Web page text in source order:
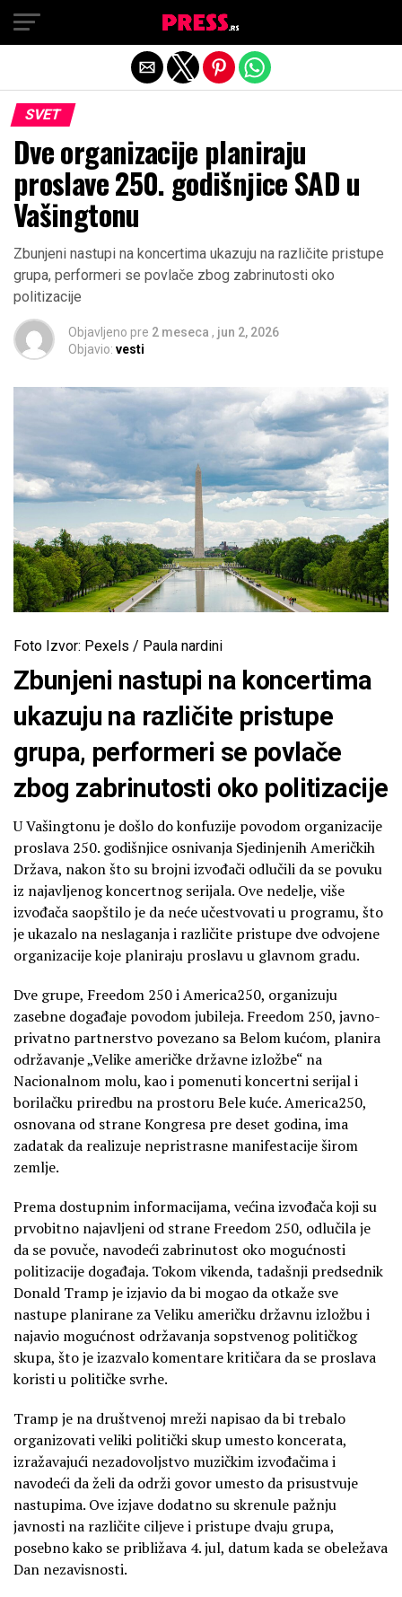
SVET
Dve organizacije planiraju
proslave 250. godišnjice SAD u
Vašingtonu
Zbunjeni nastupi na koncertima ukazuju na različite pristupe
grupa, performeri se povlače zbog zabrinutosti oko
politizacije
Objavljeno pre 2 meseca , jun 2, 2026
Objavio: vesti
Foto Izvor: Pexels / Paula nardini
Zbunjeni nastupi na koncertima
ukazuju na različite pristupe
grupa, performeri se povlače
zbog zabrinutosti oko politizacije
U Vašingtonu je došlo do konfuzije povodom organizacije
proslava 250. godišnjice osnivanja Sjedinjenih Američkih
Država, nakon što su brojni izvođači odlučili da se povuku
iz najavljenog koncertnog serijala. Ove nedelje, više
izvođača saopštilo je da neće učestvovati u programu, što
je ukazalo na neslaganja i različite pristupe dve odvojene
organizacije koje planiraju proslavu u glavnom gradu.
Dve grupe, Freedom 250 i America250, organizuju
zasebne događaje povodom jubileja. Freedom 250, javno-
privatno partnerstvo povezano sa Belom kućom, planira
održavanje „Velike američke državne izložbe“ na
Nacionalnom molu, kao i pomenuti koncertni serijal i
borilačku priredbu na prostoru Bele kuće. America250,
osnovana od strane Kongresa pre deset godina, ima
zadatak da realizuje nepristrasne manifestacije širom
zemlje.
Prema dostupnim informacijama, većina izvođača koji su
prvobitno najavljeni od strane Freedom 250, odlučila je
da se povuče, navodeći zabrinutost oko mogućnosti
politizacije događaja. Tokom vikenda, tadašnji predsednik
Donald Tramp je izjavio da bi mogao da otkaže sve
nastupe planirane za Veliku američku državnu izložbu i
najavio mogućnost održavanja sopstvenog političkog
skupa, što je izazvalo komentare kritičara da se proslava
koristi u političke svrhe.
Tramp je na društvenoj mreži napisao da bi trebalo
organizovati veliki politički skup umesto koncerata,
izražavajući nezadovoljstvo muzičkim izvođačima i
navodeći da želi da održi govor umesto da prisustvuje
nastupima. Ove izjave dodatno su skrenule pažnju
javnosti na različite ciljeve i pristupe dvaju grupa,
posebno kako se približava 4. jul, datum kada se obeležava
Dan nezavisnosti.
Exit mobile version